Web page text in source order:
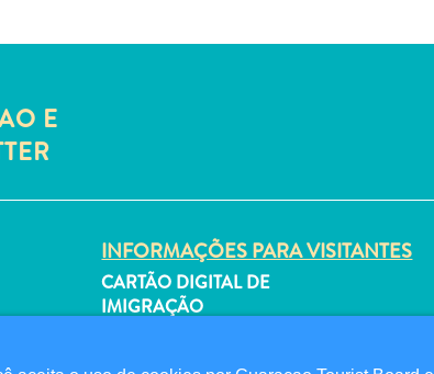
E
INFORMAÇÕES PARA VISITANTES
CARTÃO DIGITAL DE
IMIGRAÇÃO
FALE CONOSCO